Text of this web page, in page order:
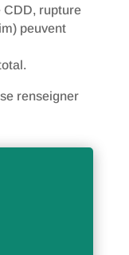
CDD, rupture
peuvent
renseigner